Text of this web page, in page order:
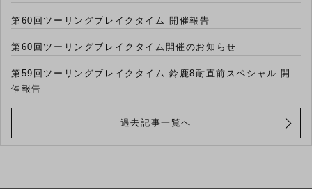
第60回ツーリングブレイクタイム 開催報告
第60回ツーリングブレイクタイム開催のお知らせ
第59回ツーリングブレイクタイム 鈴鹿8耐直前スペシャル 開
催報告
過去記事一覧へ